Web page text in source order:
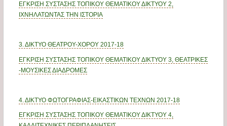
ΕΓΚΡΙΣΗ ΣΥΣΤΑΣΗΣ ΤΟΠΙΚΟΥ ΘΕΜΑΤΙΚΟΥ ΔΙΚΤΥΟΥ 2,
ΙΧΝΗΛΑΤΩΝΤΑΣ ΤΗΝ ΙΣΤΟΡΙΑ
3. ΔΙΚΤΥΟ ΘΕΑΤΡΟΥ-ΧΟΡΟΥ 2017-18
ΕΓΚΡΙΣΗ ΣΥΣΤΑΣΗΣ ΤΟΠΙΚΟΥ ΘΕΜΑΤΙΚΟΥ ΔΙΚΤΥΟΥ 3, ΘΕΑΤΡΙΚΕΣ
-ΜΟΥΣΙΚΕΣ ΔΙΑΔΡΟΜΕΣ
4. ΔΙΚΤΥΟ ΦΩΤΟΓΡΑΦΙΑΣ-ΕΙΚΑΣΤΙΚΩΝ ΤΕΧΝΩΝ 2017-18
ΕΓΚΡΙΣΗ ΣΥΣΤΑΣΗΣ ΤΟΠΙΚΟΥ ΘΕΜΑΤΙΚΟΥ ΔΙΚΤΥΟΥ 4,